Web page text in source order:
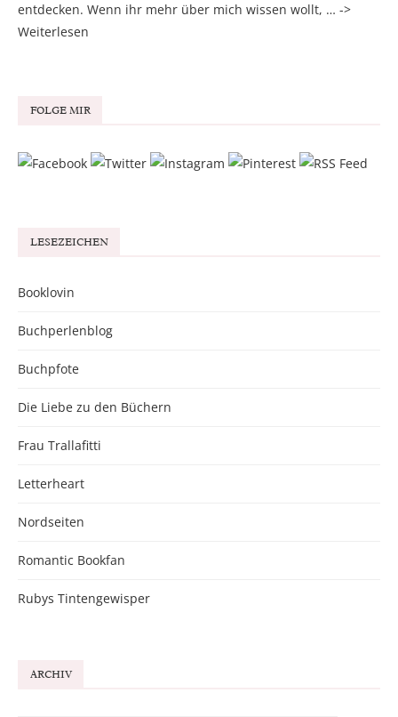
entdecken. Wenn ihr mehr über mich wissen wollt, … ->
Weiterlesen
FOLGE MIR
LESEZEICHEN
Booklovin
Buchperlenblog
Buchpfote
Die Liebe zu den Büchern
Frau Trallafitti
Letterheart
Nordseiten
Romantic Bookfan
Rubys Tintengewisper
ARCHIV